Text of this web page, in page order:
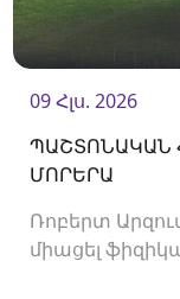
09 Հլս. 2026
ՊԱՇՏՈՆԱԿԱՆ
ՄՈՐԵՐԱ
Ռոբերտ
միացել